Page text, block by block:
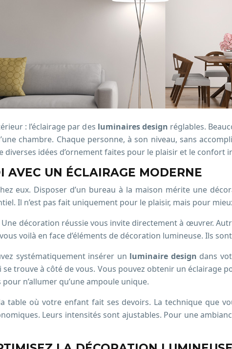
: l’éclairage par des luminaires design réglables.
chambre. Chaque personne, à son niveau, sans
idées d’ornement faites pour le plaisir et le confort
AVEC UN ÉCLAIRAGE MODERNE
eux. Disposer d’un bureau à la maison mérite une
Il n’est pas fait uniquement pour le plaisir, mais pour
décoration réussie vous invite directement à œuvrer.
voilà en face d’éléments de décoration lumineuse. Ils
systématiquement insérer un luminaire design dans
trouve à côté de vous. Vous pouvez obtenir un éclairage
pour n’allumer qu’une ampoule unique.
table où votre enfant fait ses devoirs. La technique que
Leurs intensités sont ajustables. Pour une